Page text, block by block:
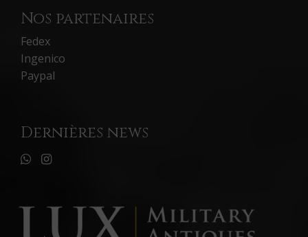
Nos partenaires
Fedex
Ingenico
Paypal
Dernières news